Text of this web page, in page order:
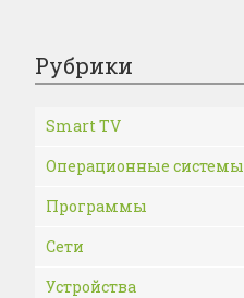
Рубрики
Smart TV
Операционные системы
Программы
Сети
Устройства